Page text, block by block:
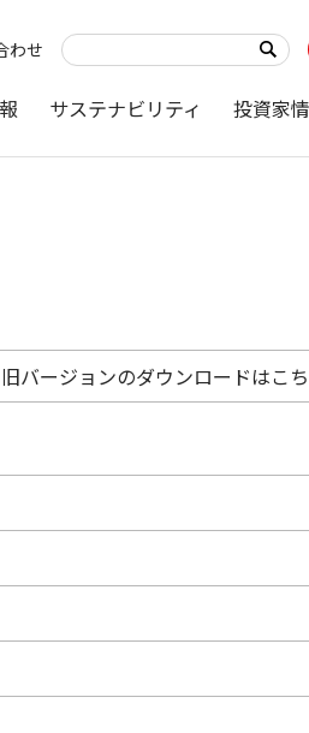
わせ
サステナビリティ 投資家
旧バージョンのダウンロードはこ